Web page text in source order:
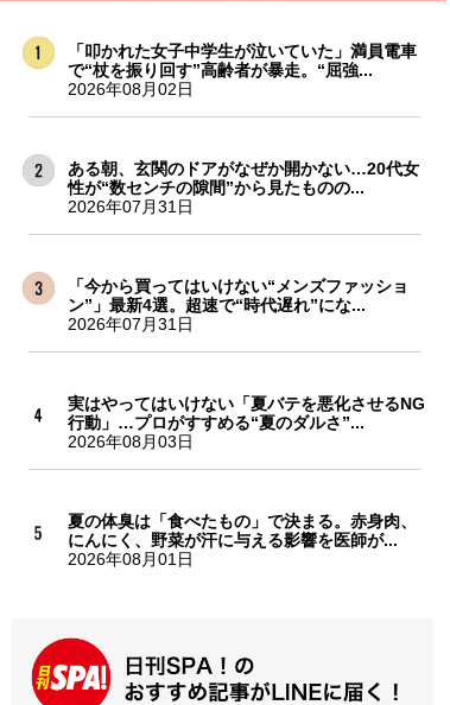
「叩かれた女子中学生が泣いていた」満員電車
で“杖を振り回す”高齢者が暴走。“屈強...
2026年08月02日
ある朝、玄関のドアがなぜか開かない…20代女
性が“数センチの隙間”から見たものの...
2026年07月31日
「今から買ってはいけない“メンズファッショ
ン”」最新4選。超速で“時代遅れ”にな...
2026年07月31日
実はやってはいけない「夏バテを悪化させるNG
行動」…プロがすすめる“夏のダルさ”...
2026年08月03日
夏の体臭は「食べたもの」で決まる。赤身肉、
にんにく、野菜が汗に与える影響を医師が...
2026年08月01日